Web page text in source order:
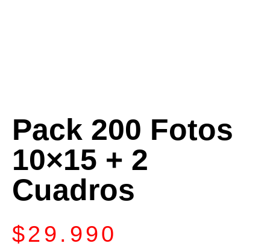
Pack 200 Fotos
10×15 + 2
Cuadros
$29.990